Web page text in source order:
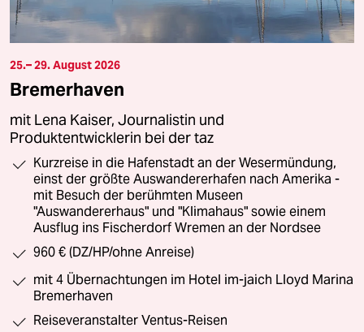
25.– 29. August 2026
Bremerhaven
mit Lena Kaiser, Journalistin und
Produktentwicklerin bei der taz
Kurzreise in die Hafenstadt an der Wesermündung,
einst der größte Auswandererhafen nach Amerika -
mit Besuch der berühmten Museen
"Auswandererhaus" und "Klimahaus" sowie einem
Ausflug ins Fischerdorf Wremen an der Nordsee
960 € (DZ/HP/ohne Anreise)
mit 4 Übernachtungen im Hotel im-jaich Lloyd Marina
Bremerhaven
Reiseveranstalter Ventus-Reisen